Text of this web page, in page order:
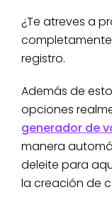
¿Te atreves a
completamente
registro.
Además de
opciones
generador de
manera
deleite para
la creación de